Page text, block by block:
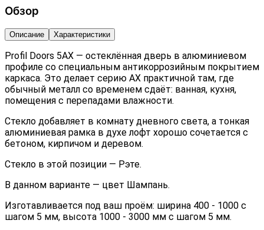
Обзор
Описание Характеристики
Profil Doors 5AX — остеклённая дверь в алюминиевом
профиле со специальным антикоррозийным покрытием
каркаса. Это делает серию AX практичной там, где
обычный металл со временем сдаёт: ванная, кухня,
помещения с перепадами влажности.
Стекло добавляет в комнату дневного света, а тонкая
алюминиевая рамка в духе лофт хорошо сочетается с
бетоном, кирпичом и деревом.
Стекло в этой позиции — Рэте.
В данном варианте — цвет Шампань.
Изготавливается под ваш проём: ширина 400 - 1000 с
шагом 5 мм, высота 1000 - 3000 мм с шагом 5 мм.